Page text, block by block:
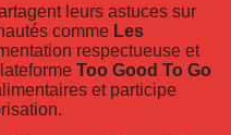
leurs astuces sur
comme Les
respectueuse et
Too Good To Go
et participe